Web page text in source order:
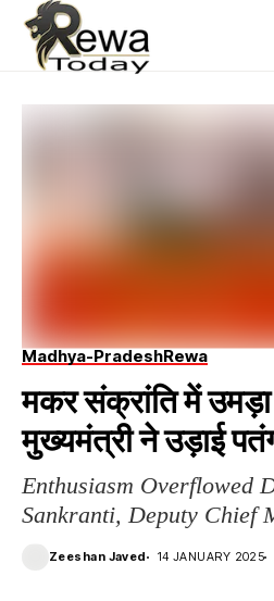
Madhya-PradeshRewa
मकर संक्रांति में
मुख्यमंत्री ने उड़ाई
Enthusiasm Overflowed
Sankranti, Deputy Chief
Zeeshan Javed 14 JANUARY 2025